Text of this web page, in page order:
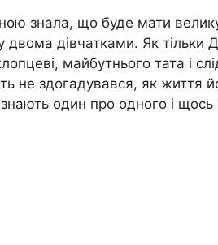
знала, що буде мати
двома дівчатками. Як тільки
майбутнього тата і
не здогадувався, як життя
один про одного і щось